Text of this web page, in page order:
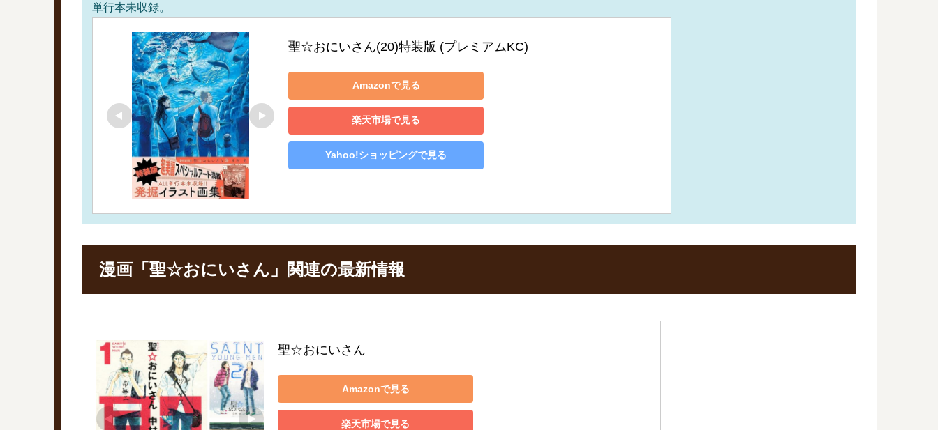
単行本未収録。
聖☆おにいさん(20)特装版 (プレミアムKC)
Amazonで見る
楽天市場で見る
Yahoo!ショッピングで見る
漫画「聖☆おにいさん」関連の最新情報
聖☆おにいさん
Amazonで見る
楽天市場で見る